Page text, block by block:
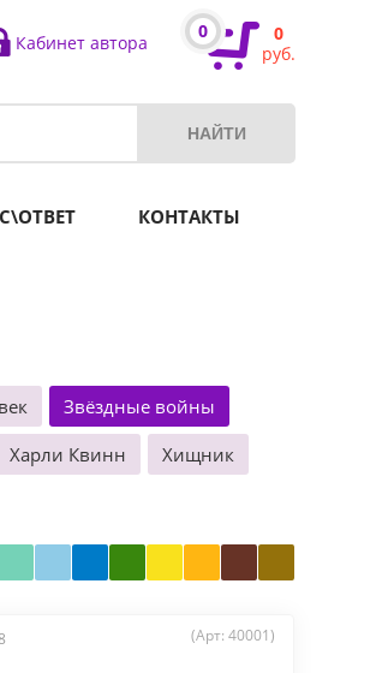
Кабинет автора
0
0
руб.
КОНТАКТЫ
Звёздные войны
Харли Квинн
Хищник
(Арт: 40001)